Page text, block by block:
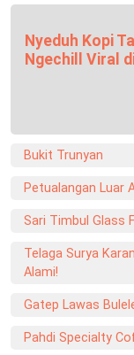
Nyeduh Kopi
Ngechill Viral
Bukit Trunyan
Petualangan Luar
Sari Timbul Glass
Telaga Surya
Alami!
Gatep Lawas
Pahdi Specialty